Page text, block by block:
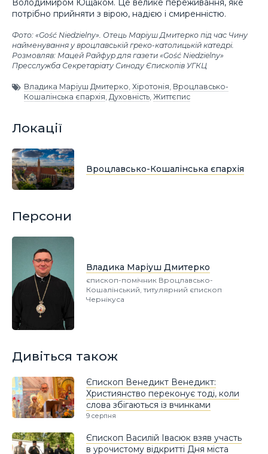
Володимиром Ющаком. Це велике переживання, яке
потрібно прийняти з вірою, надією і смиренністю.
Фото: «Gość Niedzielny». Отець Маріуш Дмитерко під час Чину
найменування у вроцлавській греко-католицькій катедрі.
Розмовляв: Мацей Райфур для газети «Gość Niedzielny»
Пресслужба Секретаріату Синоду Єпископів УГКЦ
Владика Маріуш Дмитерко Хіротонія Вроцлавсько-
Кошалінська єпархія Духовність Життєпис
Локації
Вроцлавсько-Кошалінська єпархія
Персони
Владика Маріуш Дмитерко
єпископ-помічник Вроцлавсько-
Кошалінський, титулярний єпископ
Чернікуса
Дивіться також
Єпископ Венедикт Венедикт:
Християнство переконує тоді, коли
слова збігаються із вчинками
9 серпня
Єпископ Василій Івасюк взяв участь
в урочистому відкритті Дня міста